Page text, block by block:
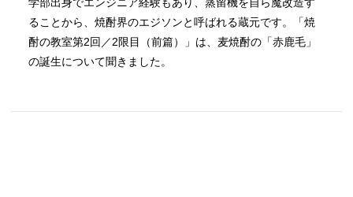
ることから、焼酎界のエジソンと呼ばれる蔵元です。「焼
酎の教室第2回／2限目（前篇）」は、麦焼酎の「赤鹿毛」
の誕生について聞きました。